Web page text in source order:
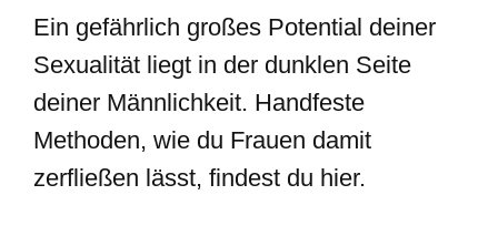
Ein gefährlich großes Potential deiner
Sexualität liegt in der dunklen Seite
deiner Männlichkeit. Handfeste
Methoden, wie du Frauen damit
zerfließen lässt, findest du hier.